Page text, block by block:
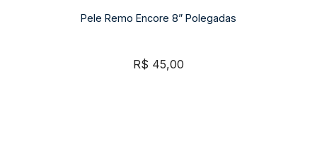
Pele Remo Encore 8” Polegadas
R$ 45,00